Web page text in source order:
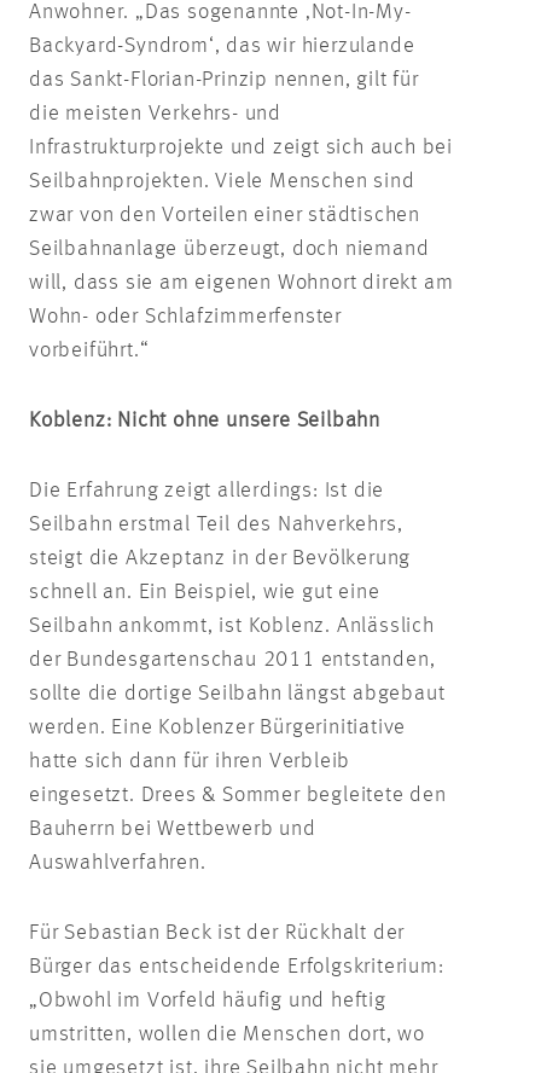
Anwohner. „Das sogenannte ‚Not-In-My-
Backyard-Syndrom‘, das wir hierzulande
das Sankt-Florian-Prinzip nennen, gilt für
die meisten Verkehrs- und
Infrastrukturprojekte und zeigt sich auch bei
Seilbahnprojekten. Viele Menschen sind
zwar von den Vorteilen einer städtischen
Seilbahnanlage überzeugt, doch niemand
will, dass sie am eigenen Wohnort direkt am
Wohn- oder Schlafzimmerfenster
vorbeiführt.“
Koblenz: Nicht ohne unsere Seilbahn
Die Erfahrung zeigt allerdings: Ist die
Seilbahn erstmal Teil des Nahverkehrs,
steigt die Akzeptanz in der Bevölkerung
schnell an. Ein Beispiel, wie gut eine
Seilbahn ankommt, ist Koblenz. Anlässlich
der Bundesgartenschau 2011 entstanden,
sollte die dortige Seilbahn längst abgebaut
werden. Eine Koblenzer Bürgerinitiative
hatte sich dann für ihren Verbleib
eingesetzt. Drees & Sommer begleitete den
Bauherrn bei Wettbewerb und
Auswahlverfahren.
Für Sebastian Beck ist der Rückhalt der
Bürger das entscheidende Erfolgskriterium:
„Obwohl im Vorfeld häufig und heftig
umstritten, wollen die Menschen dort, wo
sie umgesetzt ist, ihre Seilbahn nicht mehr